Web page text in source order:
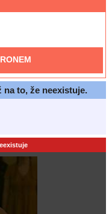
na to, že neexistuje.